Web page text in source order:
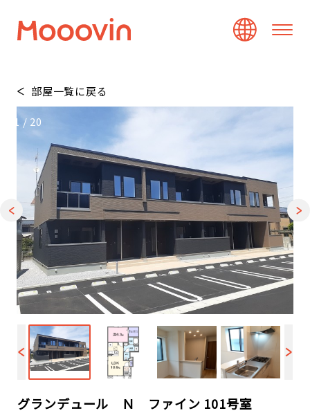
部屋一覧に戻る
1 / 20
グランデュール Ｎ ファイン 101号室